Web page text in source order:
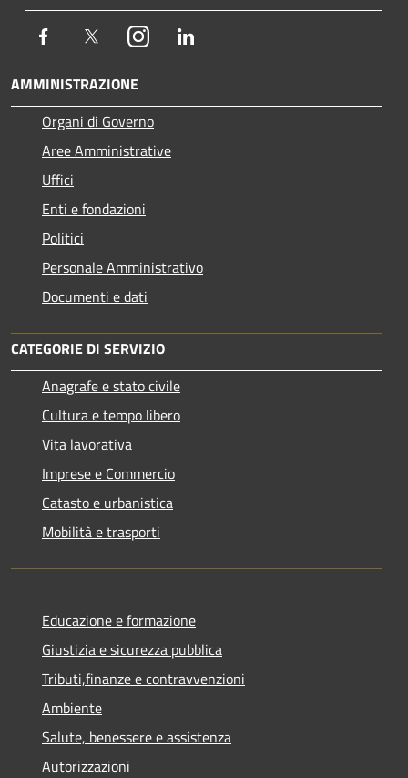
Facebook TwitterInstagram
AMMINISTRAZIONE
Organi di Governo
Aree Amministrative
Uffici
Enti e fondazioni
Politici
Personale Amministrativo
Documenti e dati
CATEGORIE DI SERVIZIO
Anagrafe e stato civile
Cultura e tempo libero
Vita lavorativa
Imprese e Commercio
Catasto e urbanistica
Mobilità e trasporti
Educazione e formazione
Giustizia e sicurezza pubblica
Tributi,finanze e contravvenzioni
Ambiente
Salute, benessere e assistenza
Autorizzazioni